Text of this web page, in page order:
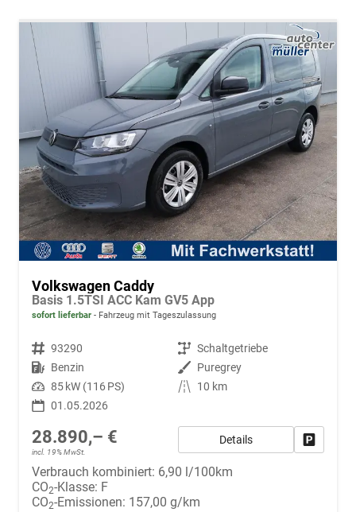
Volkswagen Caddy
Basis 1.5TSI ACC Kam GV5 App
sofort lieferbar Fahrzeug mit Tageszulassung
Fahrzeugnr. 93290 Getriebe Schaltgetriebe
Kraftstoff Benzin Außenfarbe Puregrey
Leistung 85 kW (116 PS) Kilometerstand
10 km
01.05.2026
28.890,– €
incl. 19% MwSt.
Details
Verbrauch kombiniert: 6,90 l/100km
CO2-Klasse: F
CO2-Emissionen: 157,00 g/km